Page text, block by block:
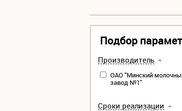
Подбор
Производитель
ОАО "Минский
завод №1"
Сроки реализации